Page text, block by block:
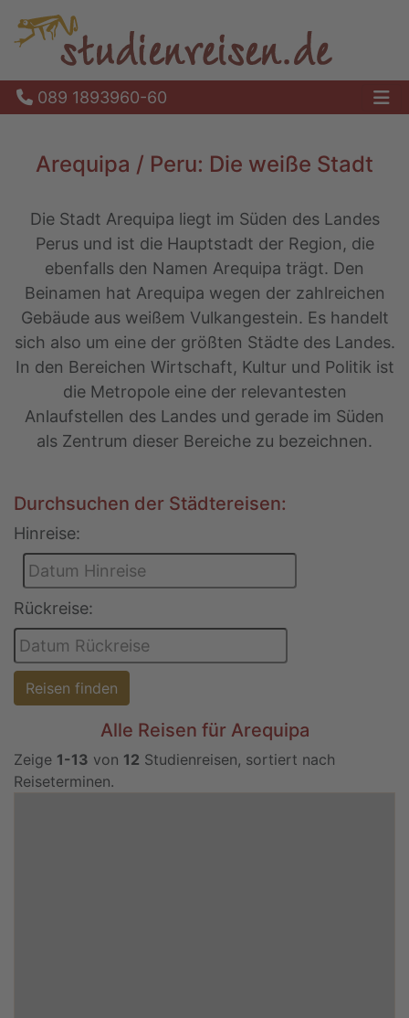
089 1893960-60
Arequipa / Peru: Die weiße Stadt
Die Stadt Arequipa liegt im Süden des Landes
Perus und ist die Hauptstadt der Region, die
ebenfalls den Namen Arequipa trägt. Den
Beinamen hat Arequipa wegen der zahlreichen
Gebäude aus weißem Vulkangestein. Es handelt
sich also um eine der größten Städte des Landes.
In den Bereichen Wirtschaft, Kultur und Politik ist
die Metropole eine der relevantesten
Anlaufstellen des Landes und gerade im Süden
als Zentrum dieser Bereiche zu bezeichnen.
Durchsuchen der Städtereisen:
Hinreise:
Rückreise:
Reisen finden
Alle Reisen für Arequipa
Zeige 1-13 von 12 Studienreisen, sortiert nach
Reiseterminen.